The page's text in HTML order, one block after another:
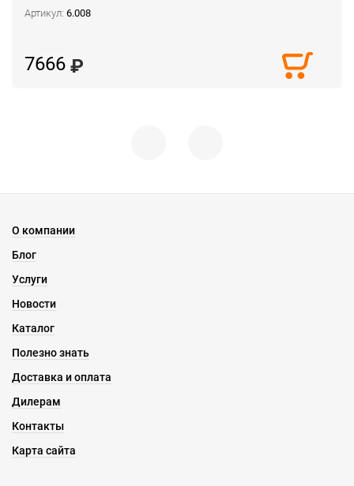
Артикул: 6.008
7666
О компании
Блог
Услуги
Новости
Каталог
Полезно знать
Доставка и оплата
Дилерам
Контакты
Карта сайта